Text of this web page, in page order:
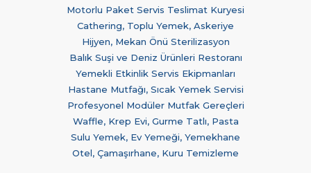
Motorlu Paket Servis Teslimat Kuryesi
Cathering, Toplu Yemek, Askeriye
Hijyen, Mekan Önü Sterilizasyon
Balık Suşi ve Deniz Ürünleri Restoranı
Yemekli Etkinlik Servis Ekipmanları
Hastane Mutfağı, Sıcak Yemek Servisi
Profesyonel Modüler Mutfak Gereçleri
Waffle, Krep Evi, Gurme Tatlı, Pasta
Sulu Yemek, Ev Yemeği, Yemekhane
Otel, Çamaşırhane, Kuru Temizleme